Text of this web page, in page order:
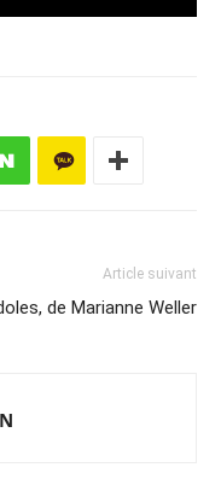
Article suivant
de Marianne Weller